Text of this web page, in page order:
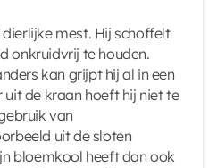
mest. Hij schoffelt
onkruidvrij te houden.
kan grijpt hij al in een
de kraan hoeft hij niet te
van
uit de sloten
bloemkool heeft dan ook